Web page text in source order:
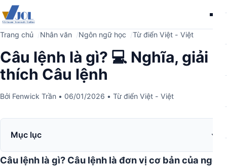
Trang chủ Nhân văn Ngôn ngữ học Từ điển Việt - Việt
Câu lệnh là gì? 💻 Nghĩa, giải
thích Câu lệnh
Bởi Fenwick Trần • 06/01/2026 • Từ điển Việt - Việt
Mục lục
Câu lệnh là gì? Câu lệnh là đơn vị cơ bản của ngôn